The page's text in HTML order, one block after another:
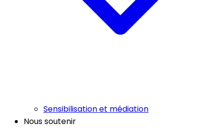
Sensibilisation et médiation
Nous soutenir